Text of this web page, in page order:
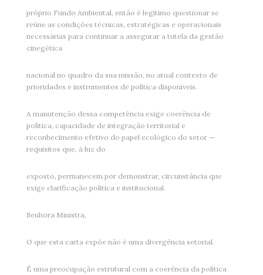
próprio Fundo Ambiental, então é legítimo questionar se
reúne as condições técnicas, estratégicas e operacionais
necessárias para continuar a assegurar a tutela da gestão
cinegética
nacional no quadro da sua missão, no atual contexto de
prioridades e instrumentos de política disponíveis.
A manutenção dessa competência exige coerência de
política, capacidade de integração territorial e
reconhecimento efetivo do papel ecológico do setor —
requisitos que, à luz do
exposto, permanecem por demonstrar, circunstância que
exige clarificação política e institucional.
Senhora Ministra,
O que esta carta expõe não é uma divergência setorial.
É uma preocupação estrutural com a coerência da política